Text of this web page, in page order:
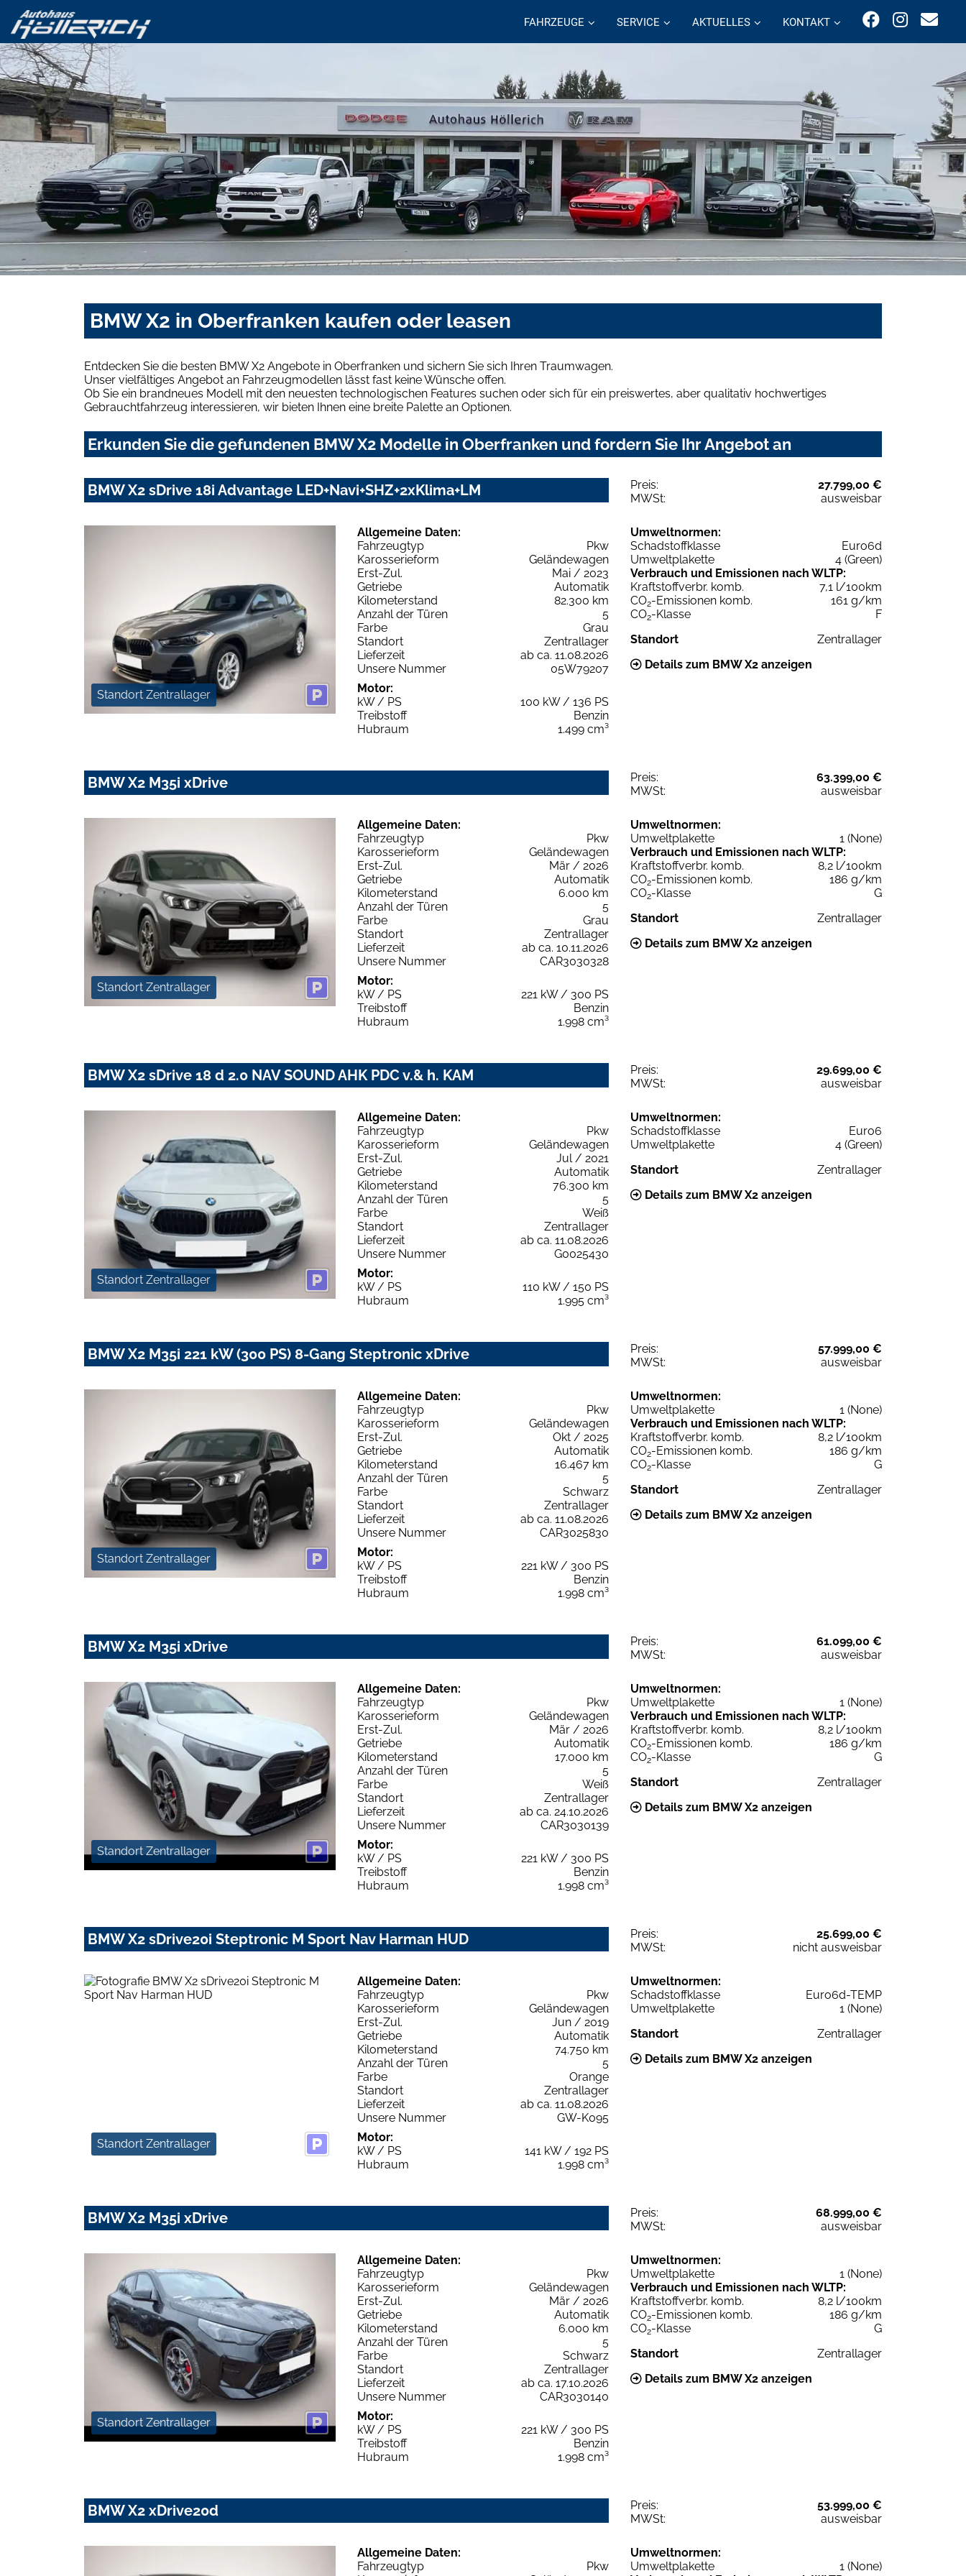
FAHRZEUGE SERVICE AKTUELLES KONTAKT
BMW X2 in Oberfranken kaufen oder leasen
Entdecken Sie die besten BMW X2 Angebote in Oberfranken und sichern Sie sich Ihren Traumwagen.
Unser vielfältiges Angebot an Fahrzeugmodellen lässt fast keine Wünsche offen.
Ob Sie ein brandneues Modell mit den neuesten technologischen Features suchen oder sich für ein preiswertes, aber qualitativ hochwertiges
Gebrauchtfahrzeug interessieren, wir bieten Ihnen eine breite Palette an Optionen.
Erkunden Sie die gefundenen BMW X2 Modelle in Oberfranken und fordern Sie Ihr Angebot an
BMW X2 sDrive 18i Advantage LED+Navi+SHZ+2xKlima+LM Preis:
27.799,00 €
MWSt:
ausweisbar
Standort Zentrallager
Allgemeine Daten:
Fahrzeugtyp
Pkw
Karosserieform
Geländewagen
Erst-Zul.
Mai / 2023
Getriebe
Automatik
Kilometerstand
82.300 km
Anzahl der Türen
5
Farbe
Grau
Standort
Zentrallager
Lieferzeit
ab ca. 11.08.2026
Unsere Nummer
05W79207
Motor:
kW / PS
100 kW / 136 PS
Treibstoff
Benzin
Hubraum
1.499 cm³
Umweltnormen:
Schadstoffklasse
Euro6d
Umweltplakette
4 (Green)
Verbrauch und Emissionen nach WLTP:
Kraftstoffverbr. komb.
7,1 l/100km
CO2-Emissionen komb.
161 g/km
CO2-Klasse
F
Standort
Zentrallager
Details zum BMW X2 anzeigen
BMW X2 M35i xDrive Preis:
63.399,00 €
MWSt:
ausweisbar
Standort Zentrallager
Allgemeine Daten:
Fahrzeugtyp
Pkw
Karosserieform
Geländewagen
Erst-Zul.
Mär / 2026
Getriebe
Automatik
Kilometerstand
6.000 km
Anzahl der Türen
5
Farbe
Grau
Standort
Zentrallager
Lieferzeit
ab ca. 10.11.2026
Unsere Nummer
CAR3030328
Motor:
kW / PS
221 kW / 300 PS
Treibstoff
Benzin
Hubraum
1.998 cm³
Umweltnormen:
Umweltplakette
1 (None)
Verbrauch und Emissionen nach WLTP:
Kraftstoffverbr. komb.
8,2 l/100km
CO2-Emissionen komb.
186 g/km
CO2-Klasse
G
Standort
Zentrallager
Details zum BMW X2 anzeigen
BMW X2 sDrive 18 d 2.0 NAV SOUND AHK PDC v.& h. KAM Preis:
29.699,00 €
MWSt:
ausweisbar
Standort Zentrallager
Allgemeine Daten:
Fahrzeugtyp
Pkw
Karosserieform
Geländewagen
Erst-Zul.
Jul / 2021
Getriebe
Automatik
Kilometerstand
76.300 km
Anzahl der Türen
5
Farbe
Weiß
Standort
Zentrallager
Lieferzeit
ab ca. 11.08.2026
Unsere Nummer
G0025430
Motor:
kW / PS
110 kW / 150 PS
Hubraum
1.995 cm³
Umweltnormen:
Schadstoffklasse
Euro6
Umweltplakette
4 (Green)
Standort
Zentrallager
Details zum BMW X2 anzeigen
BMW X2 M35i 221 kW (300 PS) 8-Gang Steptronic xDrive Preis:
57.999,00 €
MWSt:
ausweisbar
Standort Zentrallager
Allgemeine Daten:
Fahrzeugtyp
Pkw
Karosserieform
Geländewagen
Erst-Zul.
Okt / 2025
Getriebe
Automatik
Kilometerstand
16.467 km
Anzahl der Türen
5
Farbe
Schwarz
Standort
Zentrallager
Lieferzeit
ab ca. 11.08.2026
Unsere Nummer
CAR3025830
Motor:
kW / PS
221 kW / 300 PS
Treibstoff
Benzin
Hubraum
1.998 cm³
Umweltnormen:
Umweltplakette
1 (None)
Verbrauch und Emissionen nach WLTP:
Kraftstoffverbr. komb.
8,2 l/100km
CO2-Emissionen komb.
186 g/km
CO2-Klasse
G
Standort
Zentrallager
Details zum BMW X2 anzeigen
BMW X2 M35i xDrive Preis:
61.099,00 €
MWSt:
ausweisbar
Standort Zentrallager
Allgemeine Daten:
Fahrzeugtyp
Pkw
Karosserieform
Geländewagen
Erst-Zul.
Mär / 2026
Getriebe
Automatik
Kilometerstand
17.000 km
Anzahl der Türen
5
Farbe
Weiß
Standort
Zentrallager
Lieferzeit
ab ca. 24.10.2026
Unsere Nummer
CAR3030139
Motor:
kW / PS
221 kW / 300 PS
Treibstoff
Benzin
Hubraum
1.998 cm³
Umweltnormen:
Umweltplakette
1 (None)
Verbrauch und Emissionen nach WLTP:
Kraftstoffverbr. komb.
8,2 l/100km
CO2-Emissionen komb.
186 g/km
CO2-Klasse
G
Standort
Zentrallager
Details zum BMW X2 anzeigen
BMW X2 sDrive20i Steptronic M Sport Nav Harman HUD Preis:
25.699,00 €
MWSt:
nicht ausweisbar
Standort Zentrallager
Allgemeine Daten:
Fahrzeugtyp
Pkw
Karosserieform
Geländewagen
Erst-Zul.
Jun / 2019
Getriebe
Automatik
Kilometerstand
74.750 km
Anzahl der Türen
5
Farbe
Orange
Standort
Zentrallager
Lieferzeit
ab ca. 11.08.2026
Unsere Nummer
GW-K095
Motor:
kW / PS
141 kW / 192 PS
Hubraum
1.998 cm³
Umweltnormen:
Schadstoffklasse
Euro6d-TEMP
Umweltplakette
1 (None)
Standort
Zentrallager
Details zum BMW X2 anzeigen
BMW X2 M35i xDrive Preis:
68.999,00 €
MWSt:
ausweisbar
Standort Zentrallager
Allgemeine Daten:
Fahrzeugtyp
Pkw
Karosserieform
Geländewagen
Erst-Zul.
Mär / 2026
Getriebe
Automatik
Kilometerstand
6.000 km
Anzahl der Türen
5
Farbe
Schwarz
Standort
Zentrallager
Lieferzeit
ab ca. 17.10.2026
Unsere Nummer
CAR3030140
Motor:
kW / PS
221 kW / 300 PS
Treibstoff
Benzin
Hubraum
1.998 cm³
Umweltnormen:
Umweltplakette
1 (None)
Verbrauch und Emissionen nach WLTP:
Kraftstoffverbr. komb.
8,2 l/100km
CO2-Emissionen komb.
186 g/km
CO2-Klasse
G
Standort
Zentrallager
Details zum BMW X2 anzeigen
BMW X2 xDrive20d Preis:
53.999,00 €
MWSt:
ausweisbar
Allgemeine Daten:
Fahrzeugtyp
Pkw
Umweltnormen:
Umweltplakette
1 (None)